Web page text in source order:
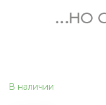
В наличии